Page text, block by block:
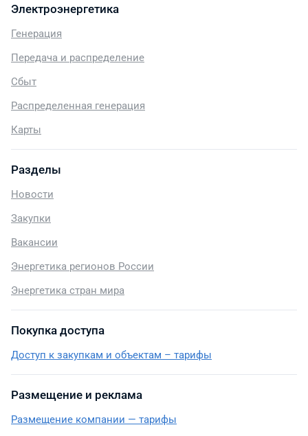
Электроэнергетика
Генерация
Передача и распределение
Сбыт
Распределенная генерация
Карты
Разделы
Новости
Закупки
Вакансии
Энергетика регионов России
Энергетика стран мира
Покупка доступа
Доступ к закупкам и объектам – тарифы
Размещение и реклама
Размещение компании — тарифы